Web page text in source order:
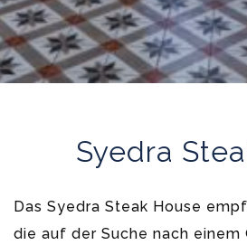
Syedra
Das Syedra Steak House
die auf der Suche nach einem